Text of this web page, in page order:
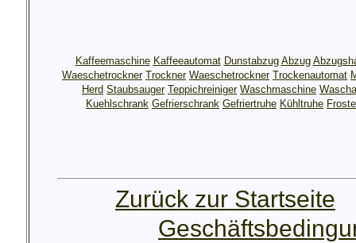
Kaffeemaschine Kaffeeautomat Dunstabzug Abzug
Waeschetrockner Trockner Waeschetrockner Trockenautomat
Herd Staubsauger Teppichreiniger Waschmaschine
Kuehlschrank Gefrierschrank Gefriertruhe Kühltruhe
Zurück zur Startseite